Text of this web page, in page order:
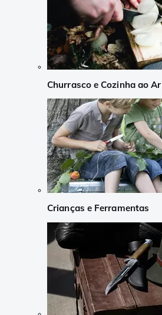
Churrasco e Cozinha ao
Crianças e Ferramentas